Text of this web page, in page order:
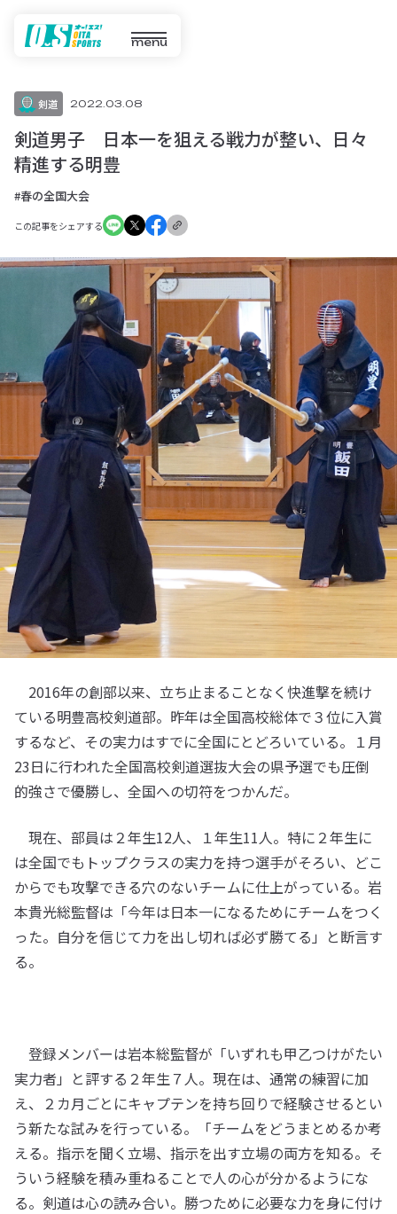
menu
剣道 2022.03.08
剣道男子 日本一を狙える戦力が整い、日々
精進する明豊
#春の全国大会
この記事をシェアする
2016年の創部以来、立ち止まることなく快進撃を続け
ている明豊高校剣道部。昨年は全国高校総体で３位に入賞
するなど、その実力はすでに全国にとどろいている。１月
23日に行われた全国高校剣道選抜大会の県予選でも圧倒
的強さで優勝し、全国への切符をつかんだ。
現在、部員は２年生12人、１年生11人。特に２年生に
は全国でもトップクラスの実力を持つ選手がそろい、どこ
からでも攻撃できる穴のないチームに仕上がっている。岩
本貴光総監督は「今年は日本一になるためにチームをつく
った。自分を信じて力を出し切れば必ず勝てる」と断言す
る。
登録メンバーは岩本総監督が「いずれも甲乙つけがたい
実力者」と評する２年生７人。現在は、通常の練習に加
え、２カ月ごとにキャプテンを持ち回りで経験させるとい
う新たな試みを行っている。「チームをどうまとめるか考
える。指示を聞く立場、指示を出す立場の両方を知る。そ
ういう経験を積み重ねることで人の心が分かるようにな
る。剣道は心の読み合い。勝つために必要な力を身に付け